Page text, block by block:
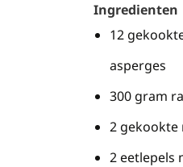
Ingredienten
12
asperges
300 gram
2 gekookte
2 eetlepels